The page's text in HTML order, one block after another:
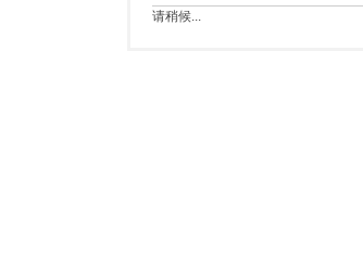
请稍候...